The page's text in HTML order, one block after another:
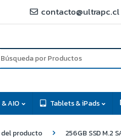
contacto@ultrapc.cl
& AIO Tablets & iPads
producto 256GB SSD M.2